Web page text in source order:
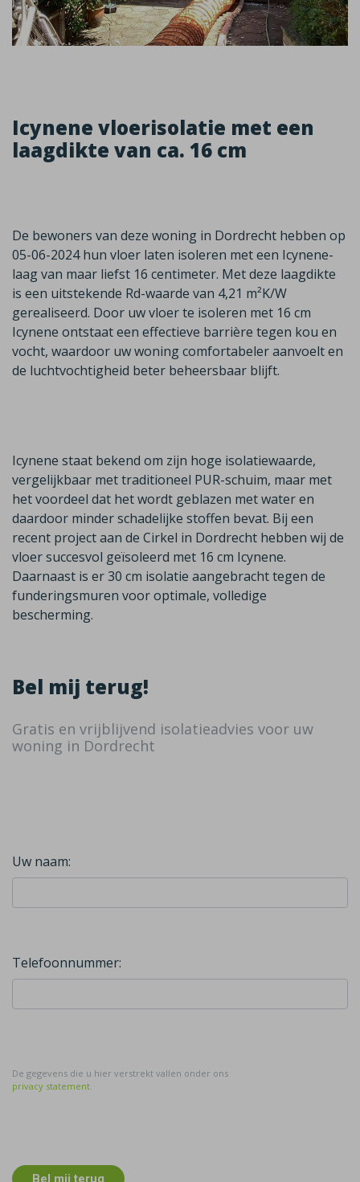
Icynene vloerisolatie met een
laagdikte van ca. 16 cm
De bewoners van deze woning in Dordrecht hebben op
05-06-2024 hun vloer laten isoleren met een Icynene-
laag van maar liefst 16 centimeter. Met deze laagdikte
is een uitstekende Rd-waarde van 4,21 m²K/W
gerealiseerd. Door uw vloer te isoleren met 16 cm
Icynene ontstaat een effectieve barrière tegen kou en
vocht, waardoor uw woning comfortabeler aanvoelt en
de luchtvochtigheid beter beheersbaar blijft.
Icynene staat bekend om zijn hoge isolatiewaarde,
vergelijkbaar met traditioneel PUR-schuim, maar met
het voordeel dat het wordt geblazen met water en
daardoor minder schadelijke stoffen bevat. Bij een
recent project aan de Cirkel in Dordrecht hebben wij de
vloer succesvol geïsoleerd met 16 cm Icynene.
Daarnaast is er 30 cm isolatie aangebracht tegen de
funderingsmuren voor optimale, volledige
bescherming.
Bel mij terug!
Gratis en vrijblijvend isolatieadvies voor uw
woning in Dordrecht
Uw naam:
Telefoonnummer:
De gegevens die u hier verstrekt vallen onder ons
privacy statement.
Bel mij terug